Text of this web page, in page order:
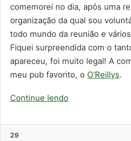
comemorei no dia, após uma
organização da qual sou
todo mundo da reunião e
Fiquei surpreendida com o
apareceu, foi muito legal! A
meu pub favorito, o O’Reillys.
Continue lendo
29